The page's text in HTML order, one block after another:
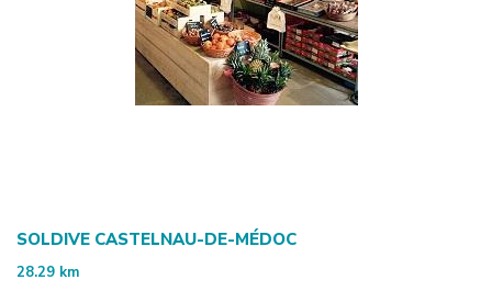
SOLDIVE CASTELNAU-DE-MÉDOC
28.29 km